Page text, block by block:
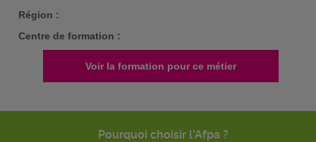
Région :
Centre de formation :
Voir la formation pour ce métier
Pourquoi choisir l'Afpa ?